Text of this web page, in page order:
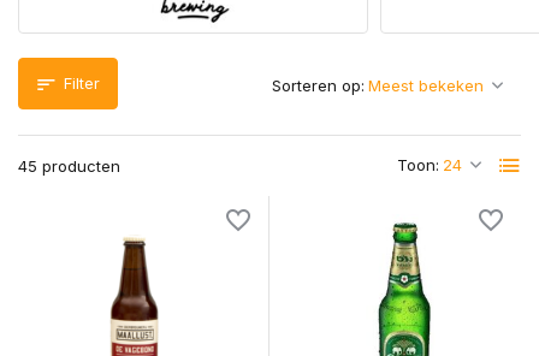
Filter
45 producten Toon:
Sorteren op: